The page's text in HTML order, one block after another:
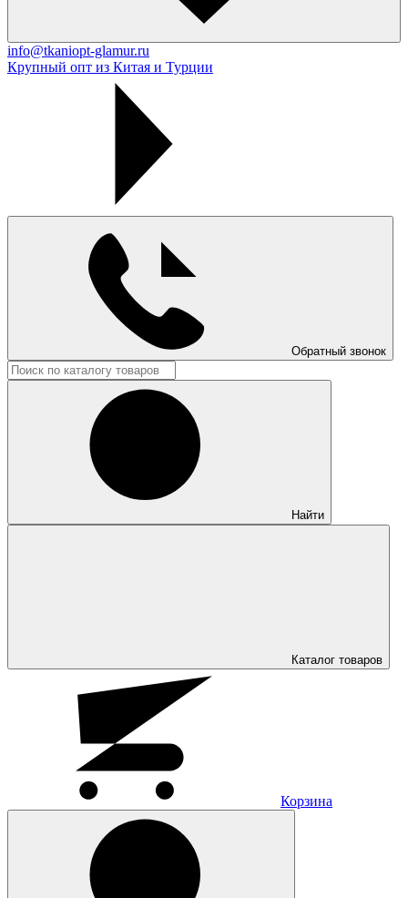
info@tkaniopt-glamur.ru
Крупный опт из Китая и Турции
Обратный звонок
Найти
Каталог товаров
Корзина